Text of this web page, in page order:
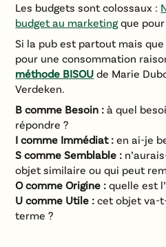
Les budgets sont colossaux :
budget au marketingque pour
Si la pub est partout mais
pour une consommation
méthode BISOU de Marie
Verdeken.
B comme Besoin : à quel
répondre ?
I comme Immédiat : en ai-je
S comme Semblable :
objet similaire ou qui peut
O comme Origine : quelle est
U comme Utile : cet objet va-
terme ?